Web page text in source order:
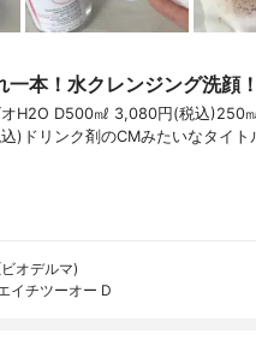
本！水クレンジング洗顔！
オH2O D500㎖ 3,080円(税込)250
)ドリンク剤のCMみたいなタイ
オデルマ)
イチツーオー D